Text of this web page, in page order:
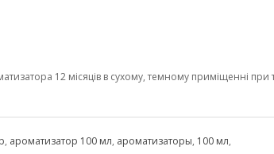
12 місяців в сухому, темному приміщенні при
, ароматизатор 100 мл, ароматизаторы, 100 мл,